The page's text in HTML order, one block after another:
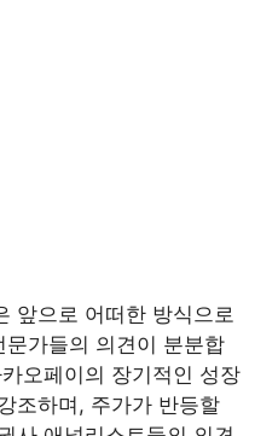
앞으로 어떠한 방식으로
가들의 의견이 분분합
오페이의 장기적인 성장
조하며, 주가가 반등할